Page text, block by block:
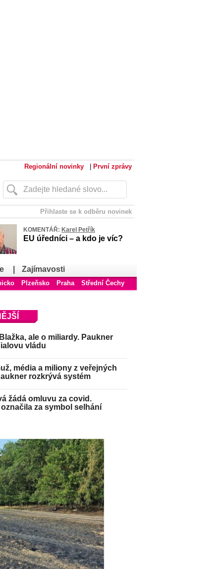
Regionální novinky První zprávy
Přihlaste se k odběru novinek
KOMENTÁŘ: Karel Petřík
EU úředníci – a kdo je víc?
Zajímavosti
Plzeňsko Praha Střední Čechy
ale o miliardy. Paukner
vládu
média a miliony z veřejných
rozkrývá systém
žádá omluvu za covid.
za symbol selhání